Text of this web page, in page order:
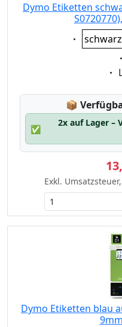
Dymo Etiketten
📦
✅
2x auf Lager –
Exkl.
Dymo Etiketten blau